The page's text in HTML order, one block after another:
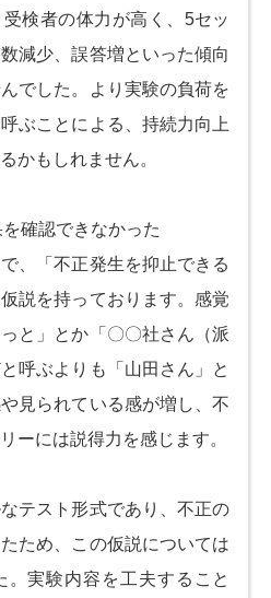
検者の体力が高く、5セッ
減少、誤答増といった傾向
でした。より実験の負荷を
ぶことによる、持続力向上
かもしれません。
確認できなかった
、「不正発生を抑止できる
説を持っております。感覚
と」とか「〇〇社さん（派
呼ぶよりも「山田さん」と
見られている感が増し、不
ーには説得力を感じます。
テスト形式であり、不正の
ため、この仮説については
。実験内容を工夫すること